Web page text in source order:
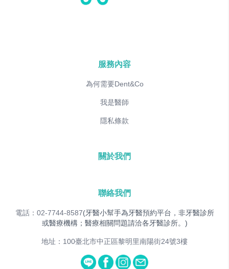
服務內容
為何需要Dent&Co
我是醫師
隱私條款
關於我們
聯絡我們
電話：02-7744-8587(牙醫小幫手為牙醫預約平台，非牙醫診所
或醫療機構；醫療相關問題請洽各牙醫診所。)
地址：100臺北市中正區黎明里南陽街24號3樓